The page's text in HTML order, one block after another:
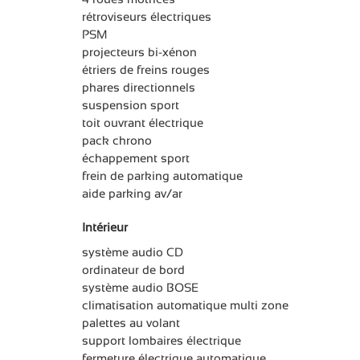
rétroviseurs électriques
PSM
projecteurs bi-xénon
étriers de freins rouges
phares directionnels
suspension sport
toit ouvrant électrique
pack chrono
échappement sport
frein de parking automatique
aide parking av/ar
Intérieur
système audio CD
ordinateur de bord
système audio BOSE
climatisation automatique multi zone
palettes au volant
support lombaires électrique